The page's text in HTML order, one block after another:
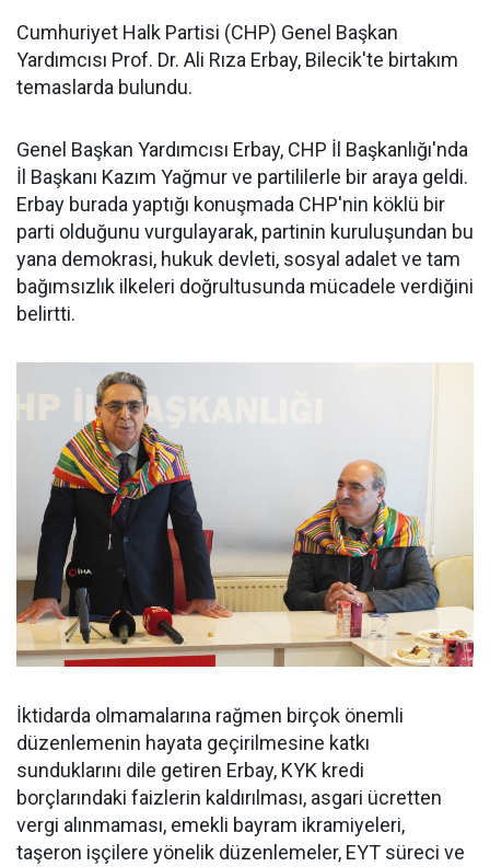
Cumhuriyet Halk Partisi (CHP) Genel Başkan
Yardımcısı Prof. Dr. Ali Rıza Erbay, Bilecik'te birtakım
temaslarda bulundu.
Genel Başkan Yardımcısı Erbay, CHP İl Başkanlığı'nda
İl Başkanı Kazım Yağmur ve partililerle bir araya geldi.
Erbay burada yaptığı konuşmada CHP'nin köklü bir
parti olduğunu vurgulayarak, partinin kuruluşundan bu
yana demokrasi, hukuk devleti, sosyal adalet ve tam
bağımsızlık ilkeleri doğrultusunda mücadele verdiğini
belirtti.
İktidarda olmamalarına rağmen birçok önemli
düzenlemenin hayata geçirilmesine katkı
sunduklarını dile getiren Erbay, KYK kredi
borçlarındaki faizlerin kaldırılması, asgari ücretten
vergi alınmaması, emekli bayram ikramiyeleri,
taşeron işçilere yönelik düzenlemeler, EYT süreci ve